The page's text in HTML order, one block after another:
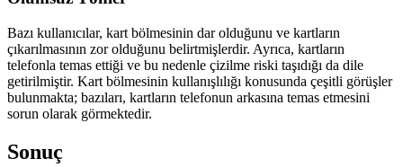
Bazı kullanıcılar, kart bölmesinin dar olduğunu ve kartların
çıkarılmasının zor olduğunu belirtmişlerdir. Ayrıca, kartların
telefonla temas ettiği ve bu nedenle çizilme riski taşıdığı da dile
getirilmiştir. Kart bölmesinin kullanışlılığı konusunda çeşitli görüşler
bulunmakta; bazıları, kartların telefonun arkasına temas etmesini
sorun olarak görmektedir.
Sonuç